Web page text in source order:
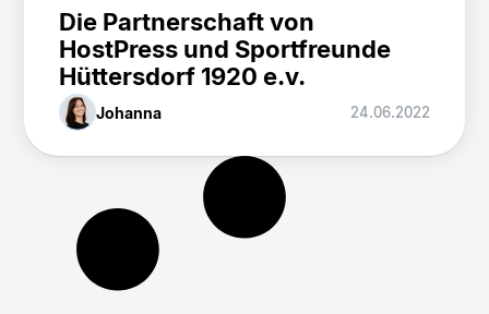
Die Partnerschaft von
HostPress und Sportfreunde
Hüttersdorf 1920 e.v.
Johanna 24.06.2022
HostPress Team pflanzt 1.000
Bäume bei Eppelborner